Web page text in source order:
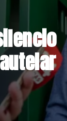
reinicio